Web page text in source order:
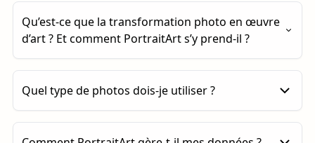
Gongbi met l’accent sur des coups de pinceau
soigneusement maîtrisés pour dessiner les sujets
avec des lignes nettes et délicates avant
d’appliquer plusieurs couches de couleurs
minérales et à base d’encre. Contrairement au
style plus libre et expressif du xieyi (写意), le
Gongbi privilégie le réalisme, la clarté et la richesse
mégapixel. Vous pouvez augmenter la résolution
à4 mégapixelsen cliquant sur le bouton «
Agrandir ×2 ».
Qu’est-ce que la transformation photo en œuvre
d’art ? Et comment PortraitArt s’y prend-il ?
convertir vos photos en créations artistiques qui
conservent le contenu et la composition de l’image
Quel type de photos dois-je utiliser ?